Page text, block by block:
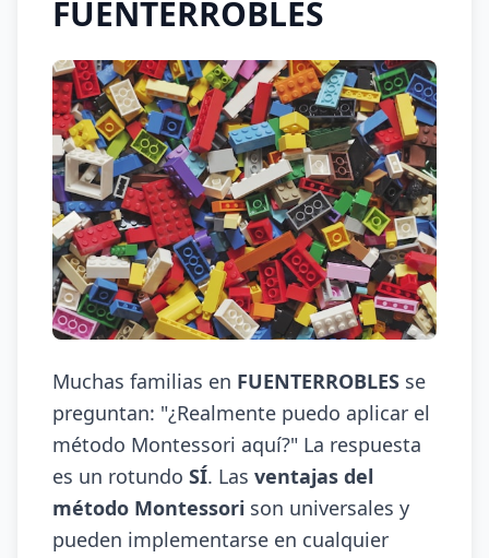
FUENTERROBLES
Muchas familias en FUENTERROBLES se
preguntan: "¿Realmente puedo aplicar el
método Montessori aquí?" La respuesta
es un rotundo SÍ. Las ventajas del
método Montessori son universales y
pueden implementarse en cualquier